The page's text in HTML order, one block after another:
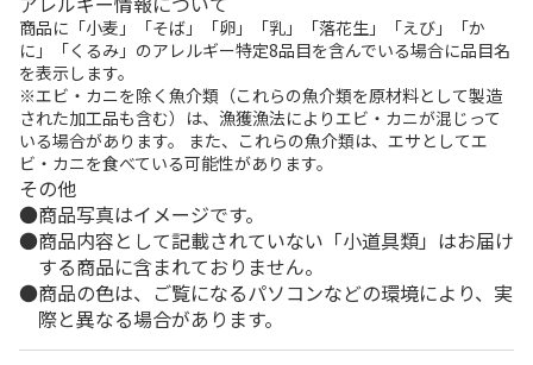
商品に「小麦」「そば」「卵」「乳」「落花生」「えび」「か
に」「くるみ」のアレルギー特定8品目を含んでいる場合に品目名
を表示します。
※エビ・カニを除く魚介類（これらの魚介類を原材料として製造
された加工品も含む）は、漁獲漁法によりエビ・カニが混じって
いる場合があります。 また、これらの魚介類は、エサとしてエ
ビ・カニを食べている可能性があります。
その他
商品写真はイメージです。
商品内容として記載されていない「小道具類」はお届け
する商品に含まれておりません。
商品の色は、ご覧になるパソコンなどの環境により、実
際と異なる場合があります。